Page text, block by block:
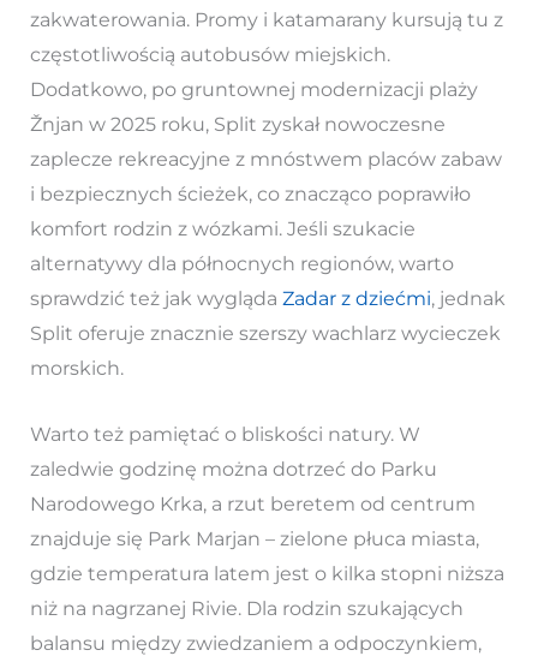
zakwaterowania. Promy i katamarany kursują tu z
częstotliwością autobusów miejskich.
Dodatkowo, po gruntownej modernizacji plaży
Žnjan w 2025 roku, Split zyskał nowoczesne
zaplecze rekreacyjne z mnóstwem placów zabaw
i bezpiecznych ścieżek, co znacząco poprawiło
komfort rodzin z wózkami. Jeśli szukacie
alternatywy dla północnych regionów, warto
sprawdzić też jak wygląda Zadar z dziećmi, jednak
Split oferuje znacznie szerszy wachlarz wycieczek
morskich.
Warto też pamiętać o bliskości natury. W
zaledwie godzinę można dotrzeć do Parku
Narodowego Krka, a rzut beretem od centrum
znajduje się Park Marjan – zielone płuca miasta,
gdzie temperatura latem jest o kilka stopni niższa
niż na nagrzanej Rivie. Dla rodzin szukających
balansu między zwiedzaniem a odpoczynkiem,